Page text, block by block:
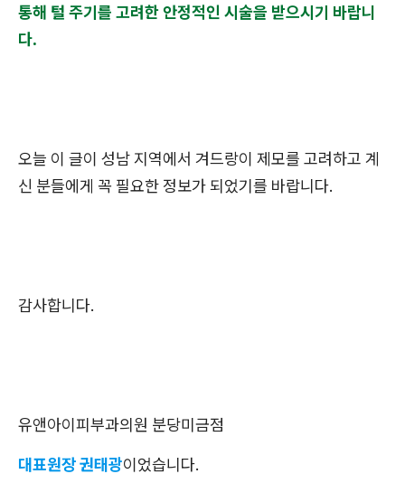
통해 털 주기를 고려한 안정적인 시술을 받으시기 바랍니
다.
오늘 이 글이 성남 지역에서 겨드랑이 제모를 고려하고 계
신 분들에게 꼭 필요한 정보가 되었기를 바랍니다.
감사합니다.
유앤아이피부과의원 분당미금점
대표원장 권태광이었습니다.